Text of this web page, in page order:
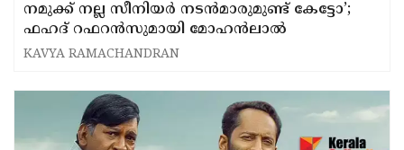
നമുക്ക് നല്ല സീനിയർ നടൻമാരുമുണ്ട് കേട്ടോ’;
ഫഹദ് റഫറൻസുമായി മോഹൻലാൽ
KAVYA RAMACHANDRAN